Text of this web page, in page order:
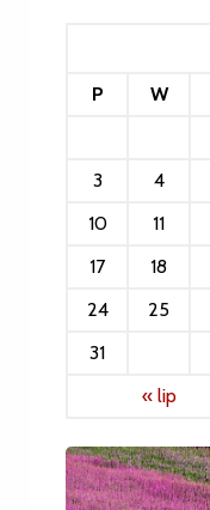
P W
3
4
10
11
17
18
24
25
31
« lip